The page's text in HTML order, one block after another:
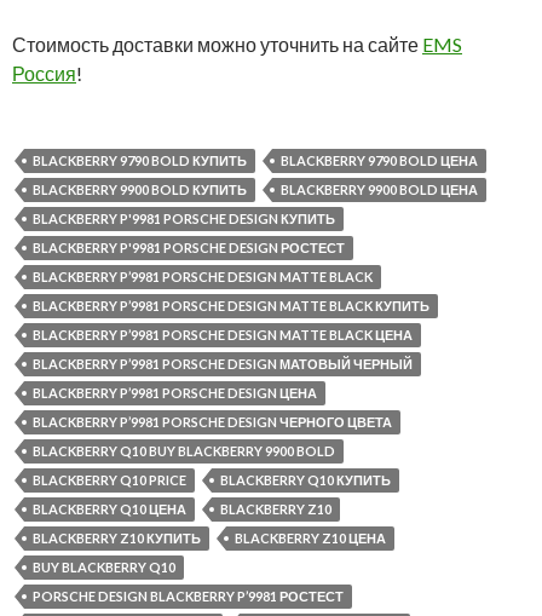
Стоимость доставки можно уточнить на сайте EMS
Россия!
BLACKBERRY 9790 BOLD КУПИТЬ
BLACKBERRY 9790 BOLD ЦЕНА
BLACKBERRY 9900 BOLD КУПИТЬ
BLACKBERRY 9900 BOLD ЦЕНА
BLACKBERRY P'9981 PORSCHE DESIGN КУПИТЬ
BLACKBERRY P'9981 PORSCHE DESIGN РОСТЕСТ
BLACKBERRY P’9981 PORSCHE DESIGN MATTE BLACK
BLACKBERRY P’9981 PORSCHE DESIGN MATTE BLACK КУПИТЬ
BLACKBERRY P’9981 PORSCHE DESIGN MATTE BLACK ЦЕНА
BLACKBERRY P’9981 PORSCHE DESIGN МАТОВЫЙ ЧЕРНЫЙ
BLACKBERRY P’9981 PORSCHE DESIGN ЦЕНА
BLACKBERRY P’9981 PORSCHE DESIGN ЧЕРНОГО ЦВЕТА
BLACKBERRY Q10 BUY BLACKBERRY 9900 BOLD
BLACKBERRY Q10 PRICE
BLACKBERRY Q10 КУПИТЬ
BLACKBERRY Q10 ЦЕНА
BLACKBERRY Z10
BLACKBERRY Z10 КУПИТЬ
BLACKBERRY Z10 ЦЕНА
BUY BLACKBERRY Q10
PORSCHE DESIGN BLACKBERRY P’9981 РОСТЕСТ